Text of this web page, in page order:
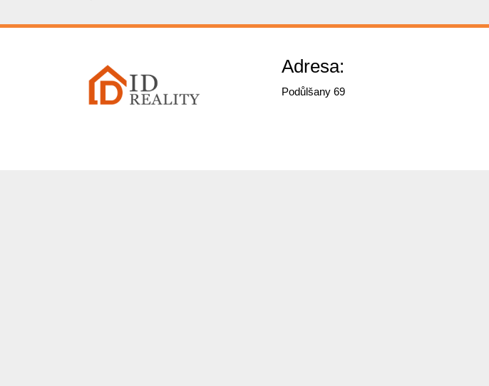
Adresa:
Podůlšany 69